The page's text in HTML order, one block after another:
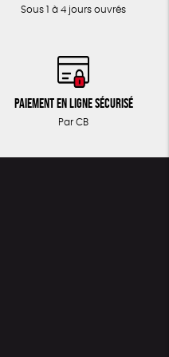
Sous 1 à 4 jours ouvrés
Paiement en ligne sécurisé
Par CB